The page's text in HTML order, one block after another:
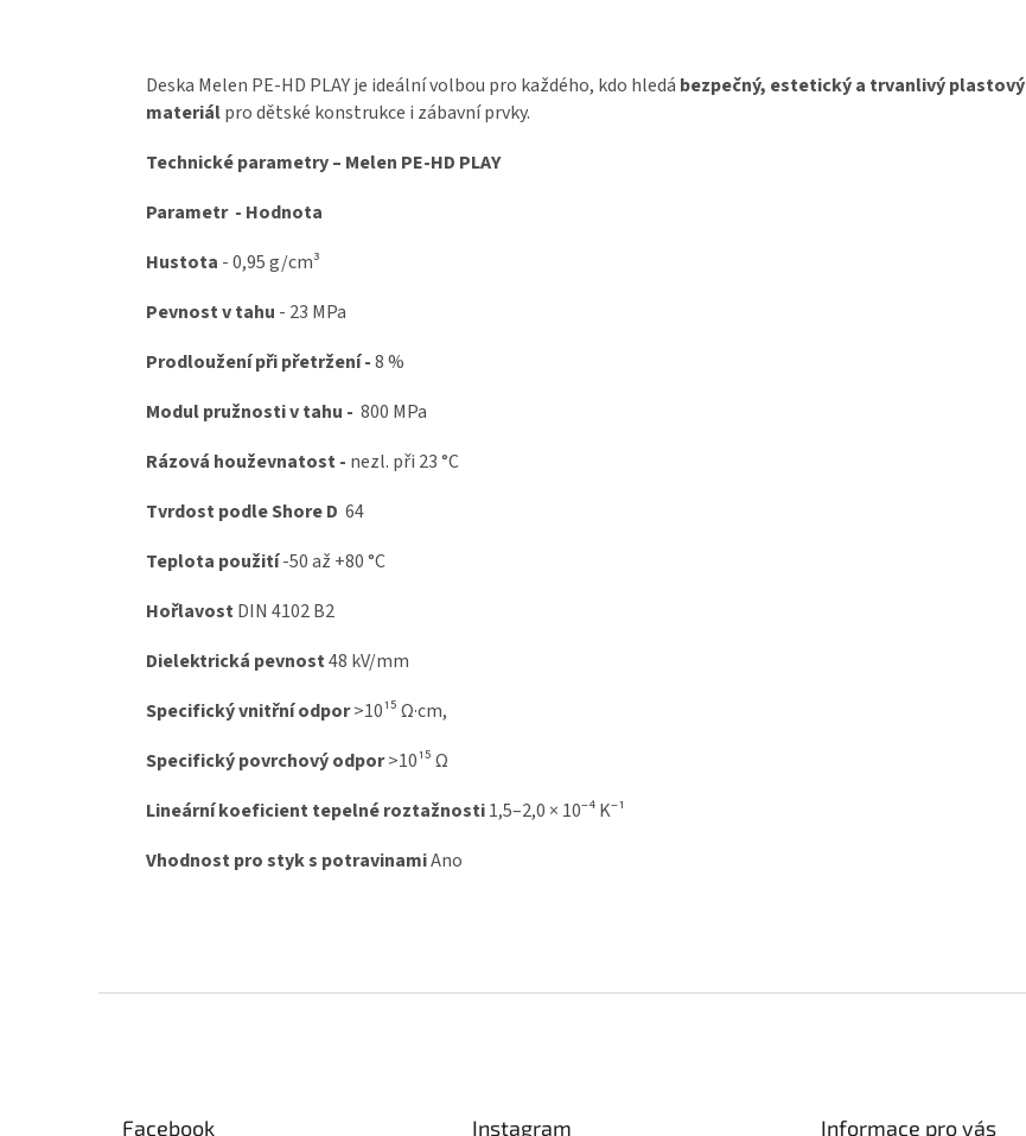
Deska Melen PE-HD PLAY je ideální volbou pro každého, kdo hledá bezpečný, estetický a trvanlivý plastový
materiálpro dětské konstrukce i zábavní prvky.
Technické parametry – Melen PE-HD PLAY
Parametr - Hodnota
Hustota - 0,95 g/cm³
Pevnost v tahu - 23 MPa
Prodloužení při přetržení -8 %
Modul pružnosti v tahu - 800 MPa
Rázová houževnatost - nezl. při 23 °C
Tvrdost podle Shore D 64
Teplota použití-50 až +80 °C
HořlavostDIN 4102 B2
Dielektrická pevnost48 kV/mm
Specifický vnitřní odpor>10¹⁵ Ω·cm,
Specifický povrchový odpor>10¹⁵ Ω
Lineární koeficient tepelné roztažnosti1,5–2,0 × 10⁻⁴ K⁻¹
Vhodnost pro styk s potravinamiAno
Facebook Instagram Informace pro vás